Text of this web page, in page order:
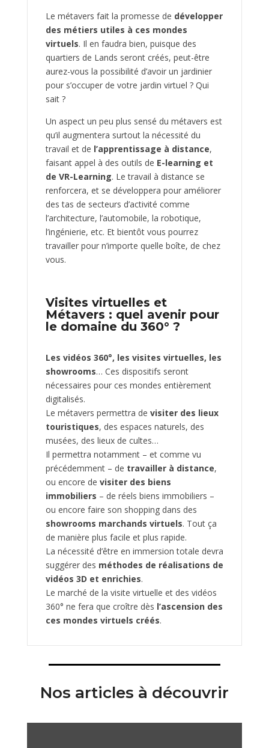
Le métavers fait la promesse de développer
des métiers utiles à ces mondes
virtuels. Il en faudra bien, puisque des
quartiers de Lands seront créés, peut-être
aurez-vous la possibilité d’avoir un jardinier
pour s’occuper de votre jardin virtuel ? Qui
sait ?
Un aspect un peu plus sensé du métavers est
qu’il augmentera surtout la nécessité du
travail et de l’apprentissage à distance,
faisant appel à des outils de E-learning et
de VR-Learning. Le travail à distance se
renforcera, et se développera pour améliorer
des tas de secteurs d’activité comme
l’architecture, l’automobile, la robotique,
l’ingénierie, etc. Et bientôt vous pourrez
travailler pour n’importe quelle boîte, de chez
vous.
Visites virtuelles et
Métavers : quel avenir pour
le domaine du 360° ?
Les vidéos 360°, les visites virtuelles, les
showrooms… Ces dispositifs seront
nécessaires pour ces mondes entièrement
digitalisés.
Le métavers permettra de visiter des lieux
touristiques, des espaces naturels, des
musées, des lieux de cultes…
Il permettra notamment – et comme vu
précédemment – de travailler à distance,
ou encore de visiter des biens
immobiliers – de réels biens immobiliers –
ou encore faire son shopping dans des
showrooms marchands virtuels. Tout ça
de manière plus facile et plus rapide.
La nécessité d’être en immersion totale devra
suggérer des méthodes de réalisations de
vidéos 3D et enrichies.
Le marché de la visite virtuelle et des vidéos
360° ne fera que croître dès l’ascension des
ces mondes virtuels créés.
Nos articles à découvrir